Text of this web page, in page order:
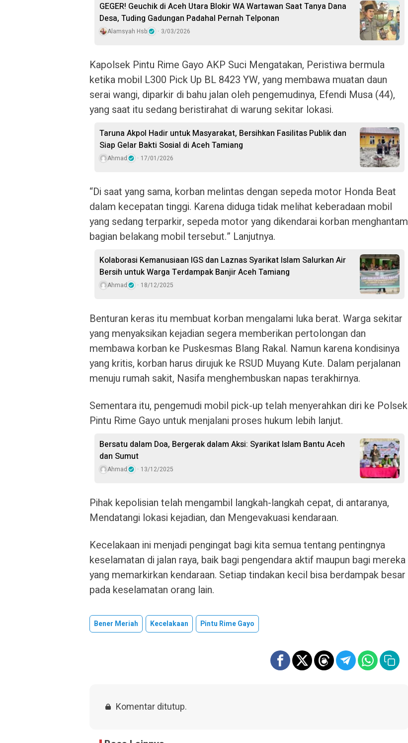
GEGER! Geuchik di Aceh Utara Blokir WA Wartawan Saat Tanya Dana
Desa, Tuding Gadungan Padahal Pernah Telponan
Alamsyah Hsb 3/03/2026
Kapolsek Pintu Rime Gayo AKP Suci Mengatakan, Peristiwa bermula
ketika mobil L300 Pick Up BL 8423 YW, yang membawa muatan daun
serai wangi, diparkir di bahu jalan oleh pengemudinya, Efendi Musa (44),
yang saat itu sedang beristirahat di warung sekitar lokasi.
Taruna Akpol Hadir untuk Masyarakat, Bersihkan Fasilitas Publik dan
Siap Gelar Bakti Sosial di Aceh Tamiang
Ahmad 17/01/2026
“Di saat yang sama, korban melintas dengan sepeda motor Honda Beat
dalam kecepatan tinggi. Karena diduga tidak melihat keberadaan mobil
yang sedang terparkir, sepeda motor yang dikendarai korban menghantam
bagian belakang mobil tersebut.” Lanjutnya.
Kolaborasi Kemanusiaan IGS dan Laznas Syarikat Islam Salurkan Air
Bersih untuk Warga Terdampak Banjir Aceh Tamiang
Ahmad 18/12/2025
Benturan keras itu membuat korban mengalami luka berat. Warga sekitar
yang menyaksikan kejadian segera memberikan pertolongan dan
membawa korban ke Puskesmas Blang Rakal. Namun karena kondisinya
yang kritis, korban harus dirujuk ke RSUD Muyang Kute. Dalam perjalanan
menuju rumah sakit, Nasifa menghembuskan napas terakhirnya.
Sementara itu, pengemudi mobil pick-up telah menyerahkan diri ke Polsek
Pintu Rime Gayo untuk menjalani proses hukum lebih lanjut.
Bersatu dalam Doa, Bergerak dalam Aksi: Syarikat Islam Bantu Aceh
dan Sumut
Ahmad 13/12/2025
Pihak kepolisian telah mengambil langkah-langkah cepat, di antaranya,
Mendatangi lokasi kejadian, dan Mengevakuasi kendaraan.
Kecelakaan ini menjadi pengingat bagi kita semua tentang pentingnya
keselamatan di jalan raya, baik bagi pengendara aktif maupun bagi mereka
yang memarkirkan kendaraan. Setiap tindakan kecil bisa berdampak besar
pada keselamatan orang lain.
Bener Meriah Kecelakaan Pintu Rime Gayo
Komentar ditutup.